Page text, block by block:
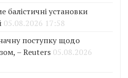
балістичні установки
05.08.2026 17:58
поступку щодо
– Reuters 05.08.2026